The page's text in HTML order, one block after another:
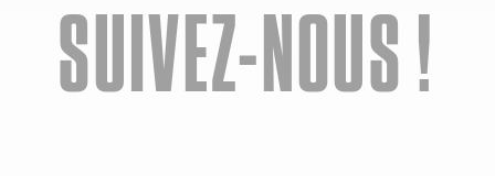
SUIVEZ-NOUS !